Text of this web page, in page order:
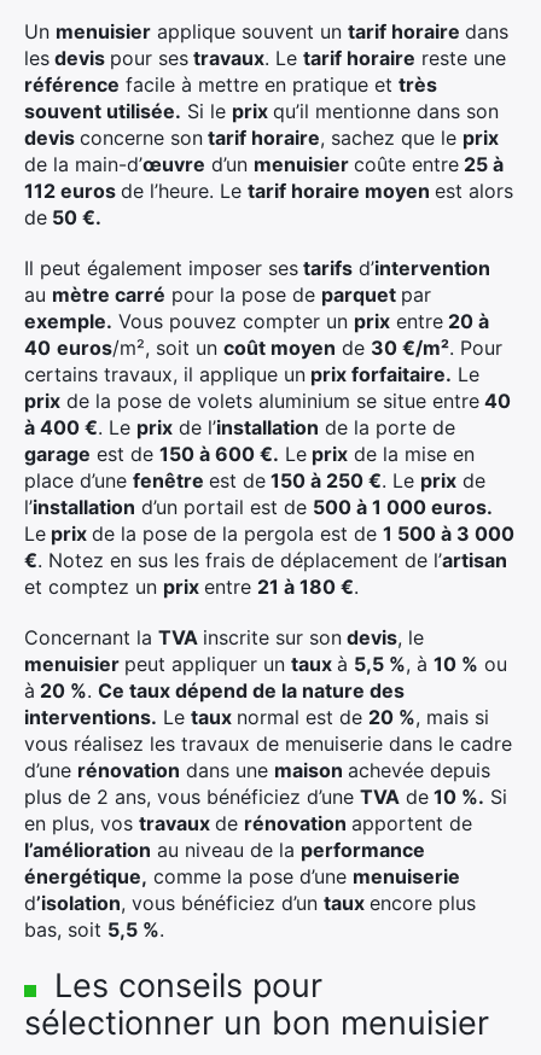
Un menuisier applique souvent un tarif horaire dans
les devis pour ses travaux. Le tarif horaire reste une
référence facile à mettre en pratique et très
souvent utilisée. Si le prix qu’il mentionne dans son
devis concerne son tarif horaire, sachez que le prix
de la main-d’œuvre d’un menuisier coûte entre 25 à
112 euros de l’heure. Le tarif horaire moyen est alors
de 50 €.
Il peut également imposer ses tarifs d’intervention
au mètre carré pour la pose de parquet par
exemple. Vous pouvez compter un prix entre 20 à
40 euros/m², soit un coût moyen de 30 €/m². Pour
certains travaux, il applique un prix forfaitaire. Le
prix de la pose de volets aluminium se situe entre 40
à 400 €. Le prix de l’installation de la porte de
garage est de 150 à 600 €. Le prix de la mise en
place d’une fenêtre est de 150 à 250 €. Le prix de
l’installation d’un portail est de 500 à 1 000 euros.
Le prix de la pose de la pergola est de 1 500 à 3 000
€. Notez en sus les frais de déplacement de l’artisan
et comptez un prix entre 21 à 180 €.
Concernant la TVA inscrite sur son devis, le
menuisier peut appliquer un taux à 5,5 %, à 10 % ou
à 20 %. Ce taux dépend de la nature des
interventions. Le taux normal est de 20 %, mais si
vous réalisez les travaux de menuiserie dans le cadre
d’une rénovation dans une maison achevée depuis
plus de 2 ans, vous bénéficiez d’une TVA de 10 %. Si
en plus, vos travaux de rénovation apportent de
l’amélioration au niveau de la performance
énergétique, comme la pose d’une menuiserie
d’isolation, vous bénéficiez d’un taux encore plus
bas, soit 5,5 %.
Les conseils pour
sélectionner un bon menuisier